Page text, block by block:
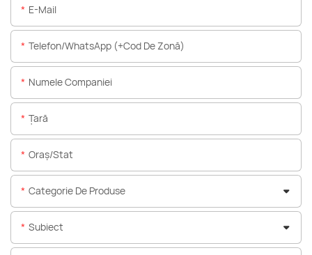
E-Mail
Telefon/WhatsApp (+Cod De Zonă)
Numele Companiei
Ţară
Oraș/stat
Categorie De Produse
Subiect